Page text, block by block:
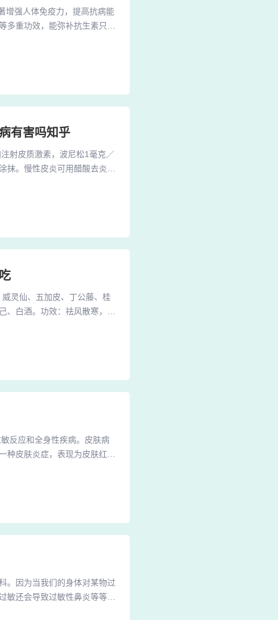
增强人体免疫力，提高抗病能
重功效，能弥补抗生素只对
蜂胶能显著增强巨噬细胞和
有害吗知乎
射皮质激素，波尼松1毫克／
。慢性皮炎可用醋酸去炎松
施：移除刺激性物质：最直接
灵仙、五加皮、丁公藤、桂
白酒。功效：祛风散寒，活
这些药物具有宽筋活血、祛风
反应和全身性疾病。皮肤病
种皮肤炎症，表现为皮肤红
、细菌性疾病等，需要查明具
。因为当我们的身体对某物过
还会导致过敏性鼻炎等等。